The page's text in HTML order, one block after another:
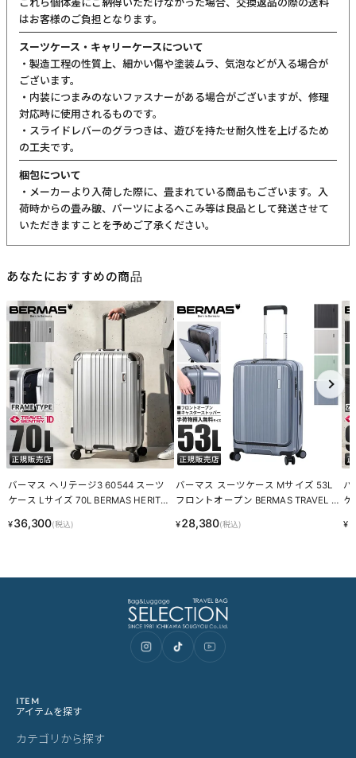
はお客様のご負担となります。
スーツケース・キャリーケースについて
・製造工程の性質上、細かい傷や塗装ムラ、気泡などが入る場合が
ございます。
・内装につまみのないファスナーがある場合がございますが、修理
対応時に使用されるものです。
・スライドレバーのグラつきは、遊びを持たせ耐久性を上げるため
の工夫です。
梱包について
・メーカーより入荷した際に、畳まれている商品もございます。入
荷時からの畳み皺、パーツによるへこみ等は良品として発送させて
いただきますことを予めご了承ください。
あなたにおすすめの商品
バーマス ヘリテージ3 60544 スーツ
ケース Lサイズ 70L BERMAS HERITA
¥36,300(税込)
バーマス スーツケース Mサイズ 53L
フロントオープン BERMAS TRAVEL S
¥28,380(税込)
バ
ケ
III
¥
ITEM
アイテムを探す
カテゴリから探す